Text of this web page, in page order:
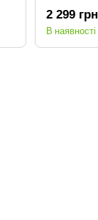
2 299 грн
В наявності